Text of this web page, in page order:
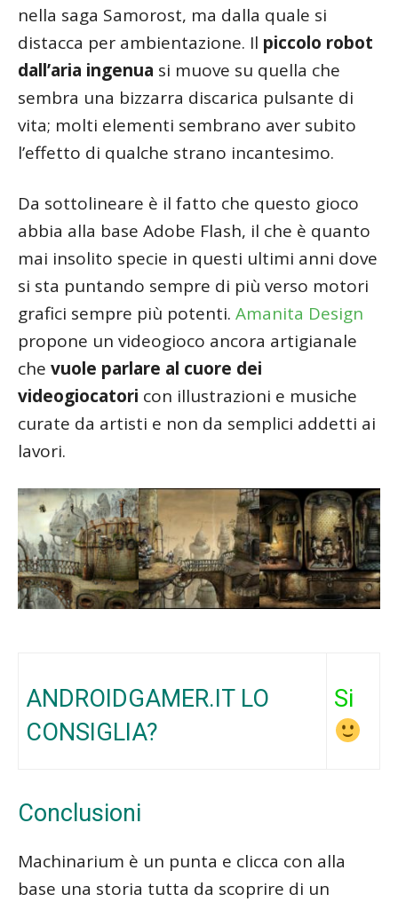
nella saga Samorost, ma dalla quale si
distacca per ambientazione. Il piccolo robot
dall’aria ingenua si muove su quella che
sembra una bizzarra discarica pulsante di
vita; molti elementi sembrano aver subito
l’effetto di qualche strano incantesimo.
Da sottolineare è il fatto che questo gioco
abbia alla base Adobe Flash, il che è quanto
mai insolito specie in questi ultimi anni dove
si sta puntando sempre di più verso motori
grafici sempre più potenti. Amanita Design
propone un videogioco ancora artigianale
che vuole parlare al cuore dei
videogiocatori con illustrazioni e musiche
curate da artisti e non da semplici addetti ai
lavori.
ANDROIDGAMER.IT LO
CONSIGLIA?
Si
Conclusioni
Machinarium è un punta e clicca con alla
base una storia tutta da scoprire di un